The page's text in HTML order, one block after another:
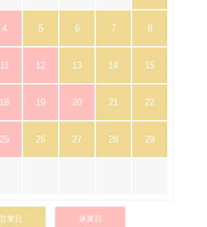
4 5 6 7 8
11 12 13 14 15
18 19 20 21 22
25 26 27 28 29
営業日 休業日